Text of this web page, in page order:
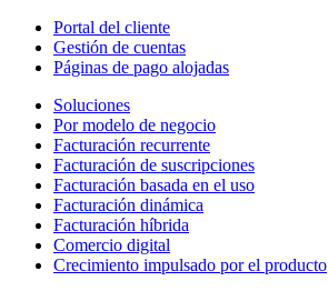
Portal del cliente
Gestión de cuentas
Páginas de pago alojadas
Soluciones
Por modelo de negocio
Facturación recurrente
Facturación de suscripciones
Facturación basada en el uso
Facturación dinámica
Facturación híbrida
Comercio digital
Crecimiento impulsado por el producto